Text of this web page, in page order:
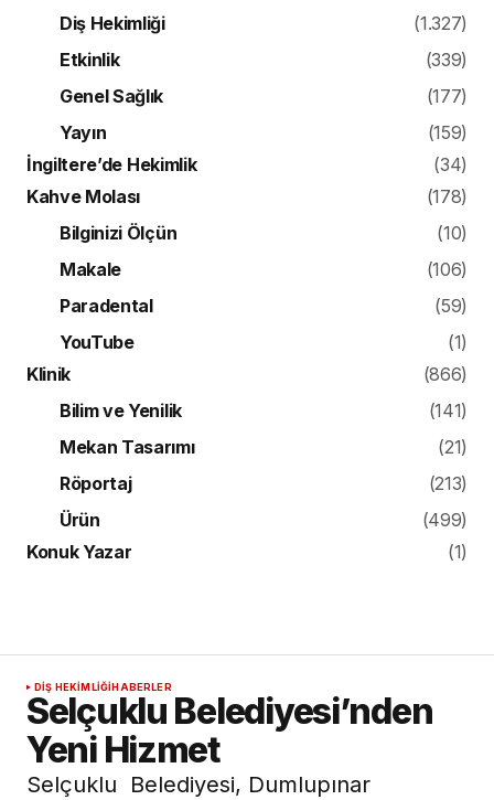
Diş Hekimliği
(1.327)
Etkinlik
(339)
Genel Sağlık
(177)
Yayın
(159)
İngiltere’de Hekimlik
(34)
Kahve Molası
(178)
Bilginizi Ölçün
(10)
Makale
(106)
Paradental
(59)
YouTube
(1)
Klinik
(866)
Bilim ve Yenilik
(141)
Mekan Tasarımı
(21)
Röportaj
(213)
Ürün
(499)
Konuk Yazar
(1)
DIŞ HEKIMLIĞI HABERLER
Selçuklu Belediyesi’nden
Yeni Hizmet
Selçuklu Belediyesi, Dumlupınar